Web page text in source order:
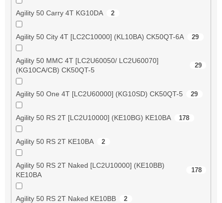
Agility 50 Carry 4T KG10DA 2
Agility 50 City 4T [LC2C10000] (KL10BA) CK50QT-6A 29
Agility 50 MMC 4T [LC2U60050/ LC2U60070]
(KG10CA/CB) CK50QT-5
29
Agility 50 One 4T [LC2U60000] (KG10SD) CK50QT-5 29
Agility 50 RS 2T [LC2U10000] (KE10BG) KE10BA 178
Agility 50 RS 2T KE10BA 2
Agility 50 RS 2T Naked [LC2U10000] (KE10BB)
KE10BA
178
Agility 50 RS 2T Naked KE10BB 2